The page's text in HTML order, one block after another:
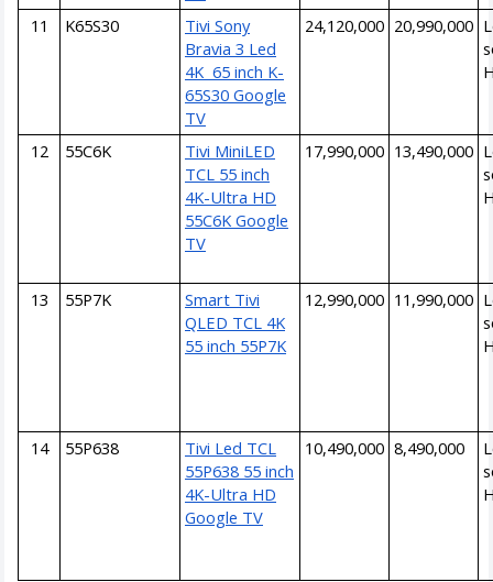
11 K65S30
Tivi Sony
Bravia 3 Led
4K 65 inch K-
65S30 Google
TV
24,120,000 20,990,000
12 55C6K
Tivi MiniLED
TCL 55 inch
4K-Ultra HD
55C6K Google
TV
17,990,000 13,490,000
13 55P7K
Smart Tivi
QLED TCL 4K
55 inch 55P7K
12,990,000 11,990,000
14 55P638
Tivi Led TCL
55P638 55 inch
4K-Ultra HD
Google TV
10,490,000 8,490,000